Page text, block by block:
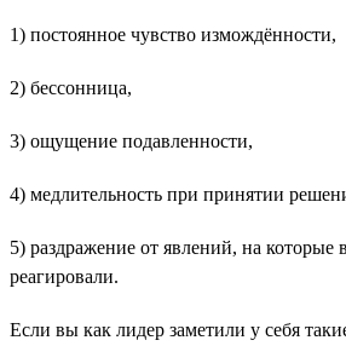
1) постоянное чувство измождённости,
2) бессонница,
3) ощущение подавленности,
4) медлительность при принятии
5) раздражение от явлений, на
реагировали.
Если вы как лидер заметили у себя